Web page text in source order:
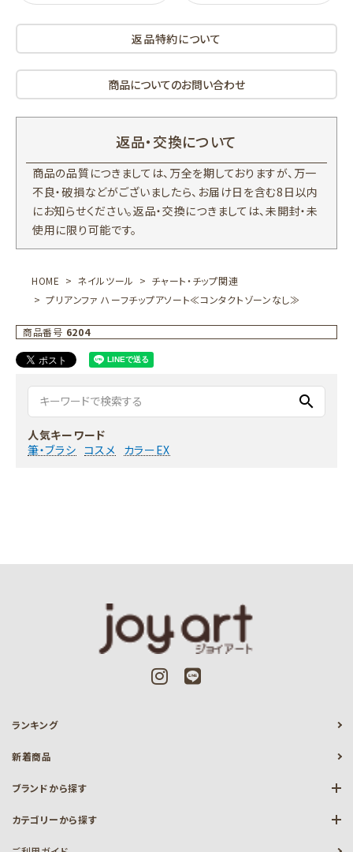
返品特約について
商品についてのお問い合わせ
返品・交換について
商品の品質につきましては、万全を期しておりますが、万一
不良・破損などがございましたら、お届け日を含む8日以内
にお知らせください。返品・交換につきましては、未開封・未
使用に限り可能です。
HOME ネイルツール
チャート・チップ関連
プリアンファ ハーフチップアソート≪コンタクトゾーンなし≫
商品番号 6204
search
人気キーワード
筆・ブラシ コスメ カラーEX
ランキング
新着商品
ブランドから探す
カテゴリーから探す